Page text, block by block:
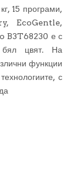
15 програми,
EcoGentle,
B3T68230 е с
цвят. На
функции
с